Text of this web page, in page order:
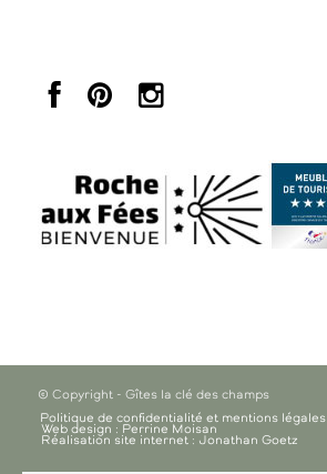
© Copyright - Gîtes la clé des champs
Politique de confidentialité et mentions légales
Web design : Perrine Moisan
Réalisation site internet : Jonathan Goetz